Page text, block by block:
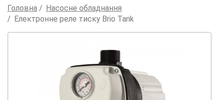
Головна
Насосне обладнання
Електронне реле тиску Brio Tank